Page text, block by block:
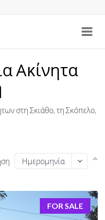
Ακίνητα
στη Σκιάθο, τη Σκόπελο,
FOR SALE